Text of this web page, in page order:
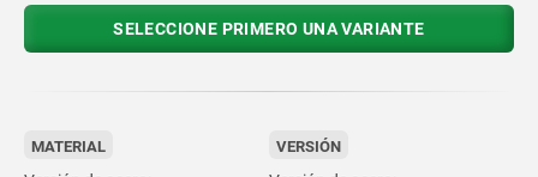
SELECCIONE PRIMERO UNA VARIANTE
MATERIAL VERSIÓN